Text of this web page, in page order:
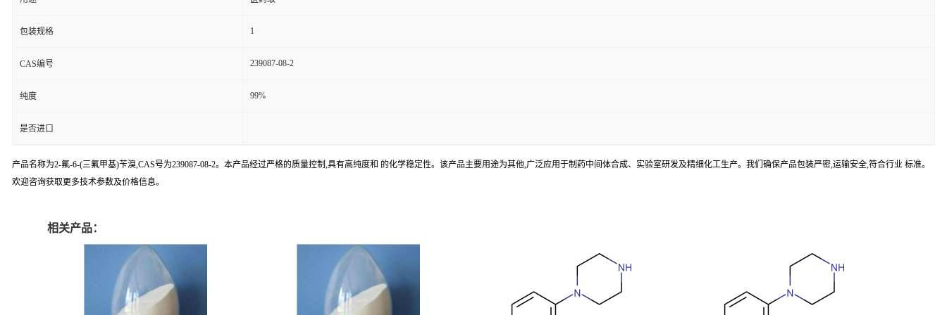
包装规格 1
CAS编号 239087-08-2
纯度 99%
是否进口
产品名称为2-氟-6-(三氟甲基)苄溴,CAS号为239087-08-2。本产品经过严格的质量控制,具有高纯度和 的化学稳定性。该产品主要用途为其他,广泛应用于制药中间体合成、实验室研发及精细化工生产。我们确保产品包装严密,运输安全,符合行业 标准。
欢迎咨询获取更多技术参数及价格信息。
相关产品：